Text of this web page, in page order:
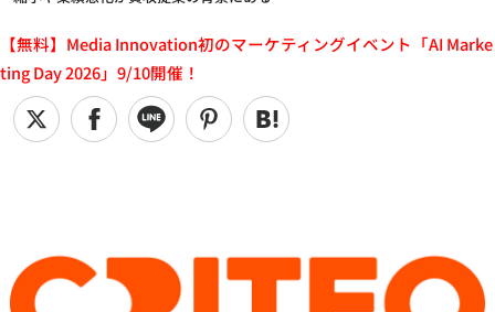
【無料】Media Innovation初のマーケティングイベント「AI Marke
ting Day 2026」9/10開催！